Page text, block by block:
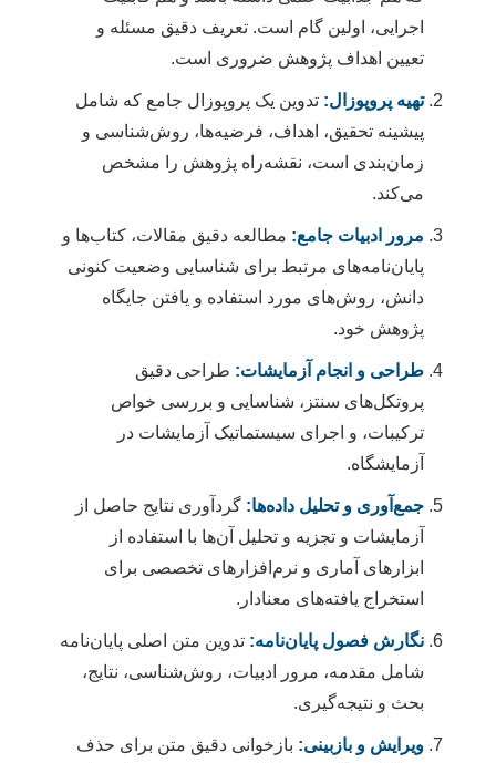
اجرایی، اولین گام است. تعریف دقیق مسئله و
تعیین اهداف پژوهش ضروری است.
تهیه پروپوزال: تدوین یک پروپوزال جامع که شامل
پیشینه تحقیق، اهداف، فرضیه‌ها، روش‌شناسی و
زمان‌بندی است، نقشه‌راه پژوهش را مشخص
می‌کند.
مرور ادبیات جامع: مطالعه دقیق مقالات، کتاب‌ها و
پایان‌نامه‌های مرتبط برای شناسایی وضعیت کنونی
دانش، روش‌های مورد استفاده و یافتن جایگاه
پژوهش خود.
طراحی و انجام آزمایشات: طراحی دقیق
پروتکل‌های سنتز، شناسایی و بررسی خواص
ترکیبات، و اجرای سیستماتیک آزمایشات در
آزمایشگاه.
جمع‌آوری و تحلیل داده‌ها: گردآوری نتایج حاصل از
آزمایشات و تجزیه و تحلیل آن‌ها با استفاده از
ابزارهای آماری و نرم‌افزارهای تخصصی برای
استخراج یافته‌های معنادار.
نگارش فصول پایان‌نامه: تدوین متن اصلی پایان‌نامه
شامل مقدمه، مرور ادبیات، روش‌شناسی، نتایج،
بحث و نتیجه‌گیری.
ویرایش و بازبینی: بازخوانی دقیق متن برای حذف